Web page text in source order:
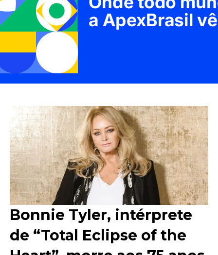
Bonnie Tyler, intérprete
de “Total Eclipse of the